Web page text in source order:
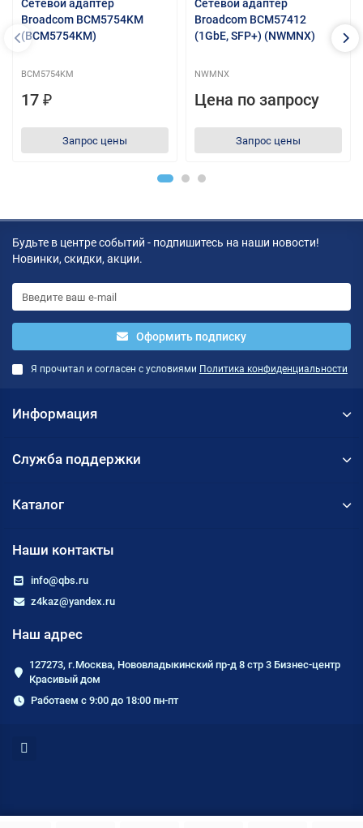
Сетевой адаптер
Broadcom BCM5754KM
(BCM5754KM)
BCM5754KM
17 ₽
Запрос цены
Сетевой адаптер
Broadcom BCM57412
(1GbE, SFP+) (NWMNX)
NWMNX
Цена по запросу
Запрос цены
Будьте в центре событий - подпишитесь на наши новости!
Новинки, скидки, акции.
Оформить подписку
Я прочитал и согласен с условиями Политика конфиденциальности
Информация
Служба поддержки
Каталог
Наши контакты
info@qbs.ru
z4kaz@yandex.ru
Наш адрес
127273, г.Москва, Нововладыкинский пр-д 8 стр 3 Бизнес-центр
Красивый дом
Работаем с 9:00 до 18:00 пн-пт